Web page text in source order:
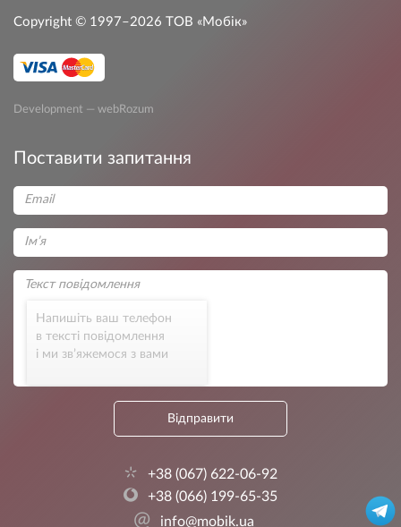
Copyright © 1997–2026 ТОВ «Мобік»
Development — webRozum
Поставити запитання
Напишіть ваш телефон
в тексті повідомлення
і ми зв’яжемося з вами
Відправити
+38 (067) 622-06-92
+38 (066) 199-65-35
@ info@mobik.ua